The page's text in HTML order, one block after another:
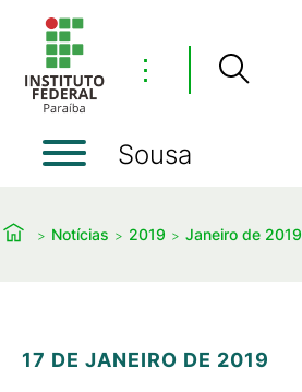
⋮
Sousa
Notícias 2019 Janeiro de 2019
17 DE JANEIRO DE 2019